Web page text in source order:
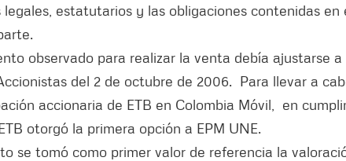
legales, estatutarios y las obligaciones contenidas
observado para realizar la venta debía ajustarse
del 2 de octubre de 2006. Para llevar a
accionaria de ETB en Colombia Móvil, en
otorgó la primera opción a EPM UNE.
se tomó como primer valor de referencia la